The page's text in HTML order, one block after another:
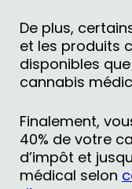
De plus,
et les produits
disponibles
cannabis
Finalement,
40% de votre
d’impôt et
médical selon